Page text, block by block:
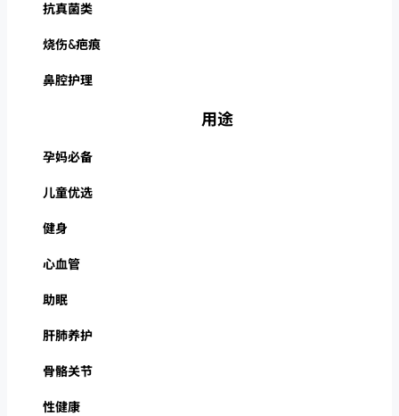
抗真菌类
烧伤&疤痕
鼻腔护理
用途
孕妈必备
儿童优选
健身
心血管
助眠
肝肺养护
骨骼关节
性健康